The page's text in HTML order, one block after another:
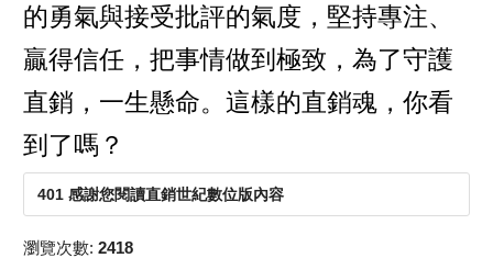
的勇氣與接受批評的氣度，堅持專注、
贏得信任，把事情做到極致，為了守護
直銷，一生懸命。這樣的直銷魂，你看
到了嗎？
401 感謝您閱讀直銷世紀數位版內容
瀏覽次數: 2418